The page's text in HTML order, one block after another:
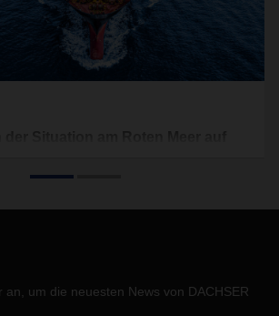
keinerlei Besserung. Die Houthi-
um Besatzungen und Schiffe zu
an, um die neuesten News von DACHSER